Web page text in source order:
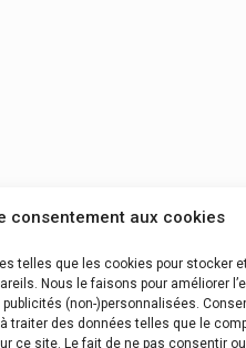
consentement aux cookies
telles que les cookies pour stocker
Nous le faisons pour améliorer
(non-)personnalisées.
traiter des données telles que le
ce site. Le fait de ne pas consentir